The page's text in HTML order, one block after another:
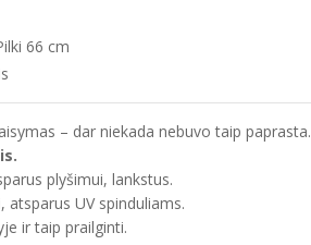
66 cm
– dar niekada nebuvo taip paprasta.
plyšimui, lankstus.
atsparus UV spinduliams.
ir taip prailginti.